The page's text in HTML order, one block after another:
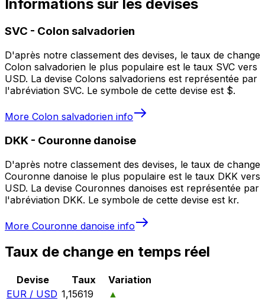
Informations sur les devises
SVC - Colon salvadorien
D'après notre classement des devises, le taux de change
Colon salvadorien le plus populaire est le taux SVC vers
USD. La devise Colons salvadoriens est représentée par
l'abréviation SVC. Le symbole de cette devise est $.
More Colon salvadorien info
DKK - Couronne danoise
D'après notre classement des devises, le taux de change
Couronne danoise le plus populaire est le taux DKK vers
USD. La devise Couronnes danoises est représentée par
l'abréviation DKK. Le symbole de cette devise est kr.
More Couronne danoise info
Taux de change en temps réel
Devise Taux
Variation
EUR / USD 1,15619
▲